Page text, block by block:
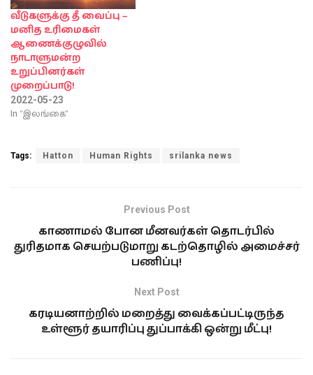
வீடுகளுக்கு தீ வைப்பு –
மனித உரிமைகள்
ஆணைக்குழுவில்
நாடாளுமன்ற
உறுப்பினர்கள்
முறைப்பாடு!
2022-05-23
In "இலங்கை"
Tags: Hatton Human Rights srilanka news
Previous Post
காணாமல் போன மீனவர்கள் தொடர்பில்
துரிதமாக செயற்படுமாறு கடற்தொழில் அமைச்சர்
பணிப்பு!
Next Post
கரடியனாற்றில் மறைத்து வைக்கப்பட்டிருந்த
உள்ளூர் தயாரிப்பு துப்பாக்கி ஒன்று மீட்பு!